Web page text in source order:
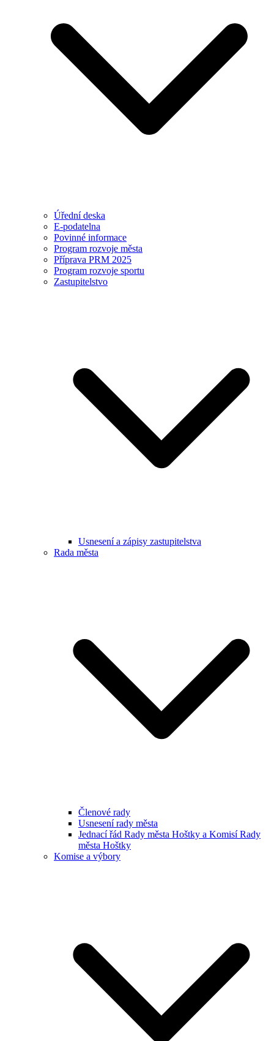
Úřední deska
E-podatelna
Povinné informace
Program rozvoje města
Příprava PRM 2025
Program rozvoje sportu
Zastupitelstvo
Usnesení a zápisy zastupitelstva
Rada města
Členové rady
Usnesení rady města
Jednací řád Rady města Hoštky a Komisí Rady
města Hoštky
Komise a výbory